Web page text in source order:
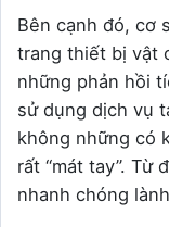
Bên cạnh đó, cơ
trang thiết bị vật
những phản hồi
sử dụng dịch vụ
không những có
rất “mát tay”. Từ
nhanh chóng